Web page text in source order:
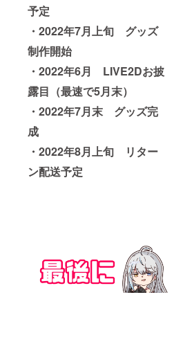
予定
・2022年7月上旬 グッズ
制作開始
・2022年6月 LIVE2Dお披
露目（最速で5月末）
・2022年7月末 グッズ完
成
・2022年8月上旬 リター
ン配送予定